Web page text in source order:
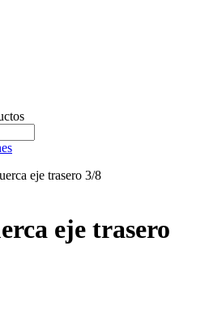
eje trasero 3/8
eje trasero